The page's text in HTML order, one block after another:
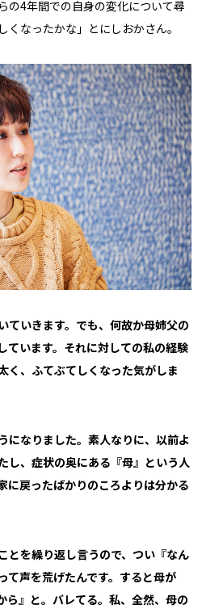
の4年間での自身の変化について尋
なったかな」とにしおかさん。
ていきます。でも、何故か母姉父の
ています。それに対しての私の経験
く、ふてぶてしくなった気がしま
になりました。素人なりに、以前よ
し、症状の奥にある『母』という人
に戻ったばかりのころよりは分かる
とを繰り返し言うので、つい『なん
て声を荒げたんです。すると母が
ら』と。バレてる。私、全然、母の